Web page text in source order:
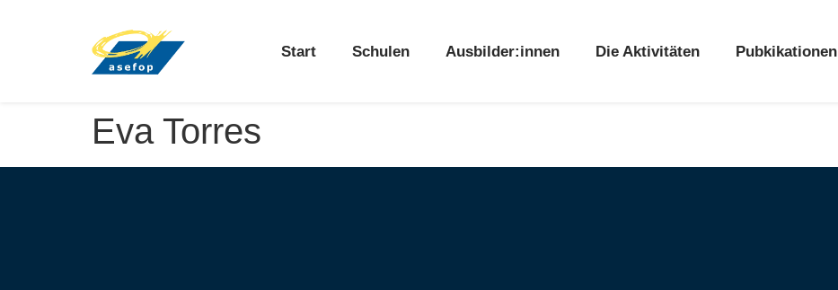
Start Schulen Ausbilder:innen Die Aktivitäten Pubkikationen
Eva Torres